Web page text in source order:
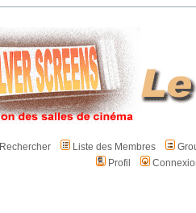
Rechercher Liste des Membres
Profil